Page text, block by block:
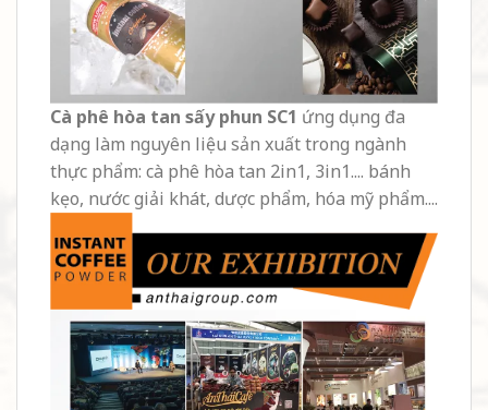
Cà phê hòa tan sấy phun SC1 ứng dụng đa
dạng làm nguyên liệu sản xuất trong ngành
thực phẩm: cà phê hòa tan 2in1, 3in1.... bánh
kẹo, nước giải khát, dược phẩm, hóa mỹ phẩm....